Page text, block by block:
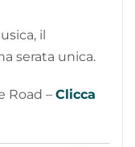
il
serata unica.
Road – Clicca